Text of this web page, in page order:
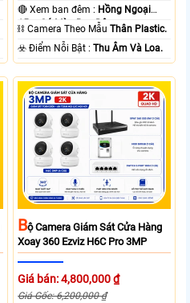
🔴 Xem ban đêm : Hồng Ngoại
15m Có Màu Ban Ðêm.
⛓ Camera Theo MẫuThân Plastic.
️☣️ Điểm Nỗi Bật :Thu Âm Và Loa.
BỘ Camera Giám Sát Cửa Hàng
Xoay 360 Ezviz H6C Pro 3MP
Giá bán: 4,800,000 ₫
Giá Gốc: 6,200,000 ₫